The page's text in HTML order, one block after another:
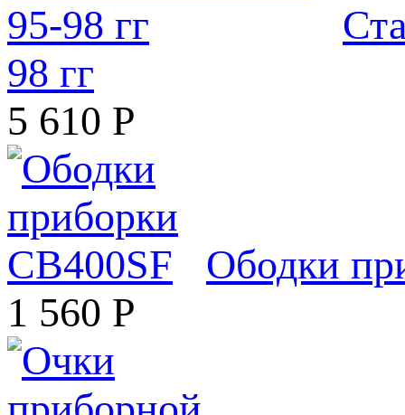
98 гг
5 610 Р
Ободки
1 560 Р